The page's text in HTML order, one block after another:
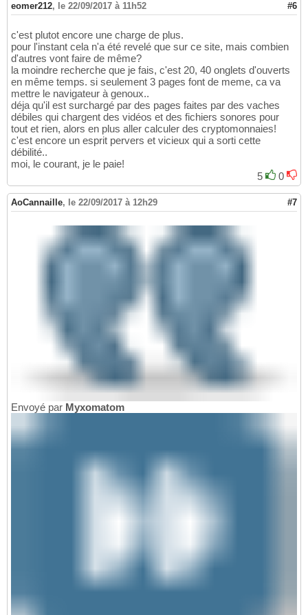
eomer212, le 22/09/2017 à 11h52 #6
c'est plutot encore une charge de plus.
pour l'instant cela n'a été revelé que sur ce site, mais combien
d'autres vont faire de même?
la moindre recherche que je fais, c'est 20, 40 onglets d'ouverts
en même temps. si seulement 3 pages font de meme, ca va
mettre le navigateur à genoux..
déja qu'il est surchargé par des pages faites par des vaches
débiles qui chargent des vidéos et des fichiers sonores pour
tout et rien, alors en plus aller calculer des cryptomonnaies!
c'est encore un esprit pervers et vicieux qui a sorti cette
débilité..
moi, le courant, je le paie!
5
0
AoCannaille, le 22/09/2017 à 12h29 #7
Envoyé par Myxomatom